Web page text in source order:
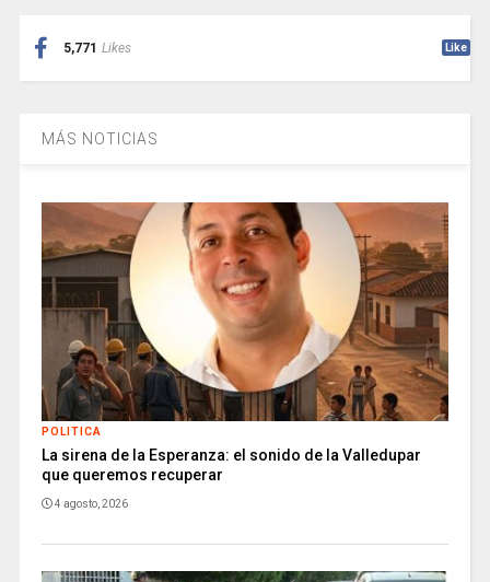
5,771 Likes Like
MÁS NOTICIAS
POLITICA
La sirena de la Esperanza: el sonido de la Valledupar
que queremos recuperar
4 agosto, 2026